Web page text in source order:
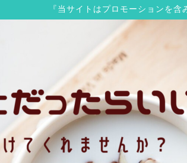
『当サイトはプロモーションを含